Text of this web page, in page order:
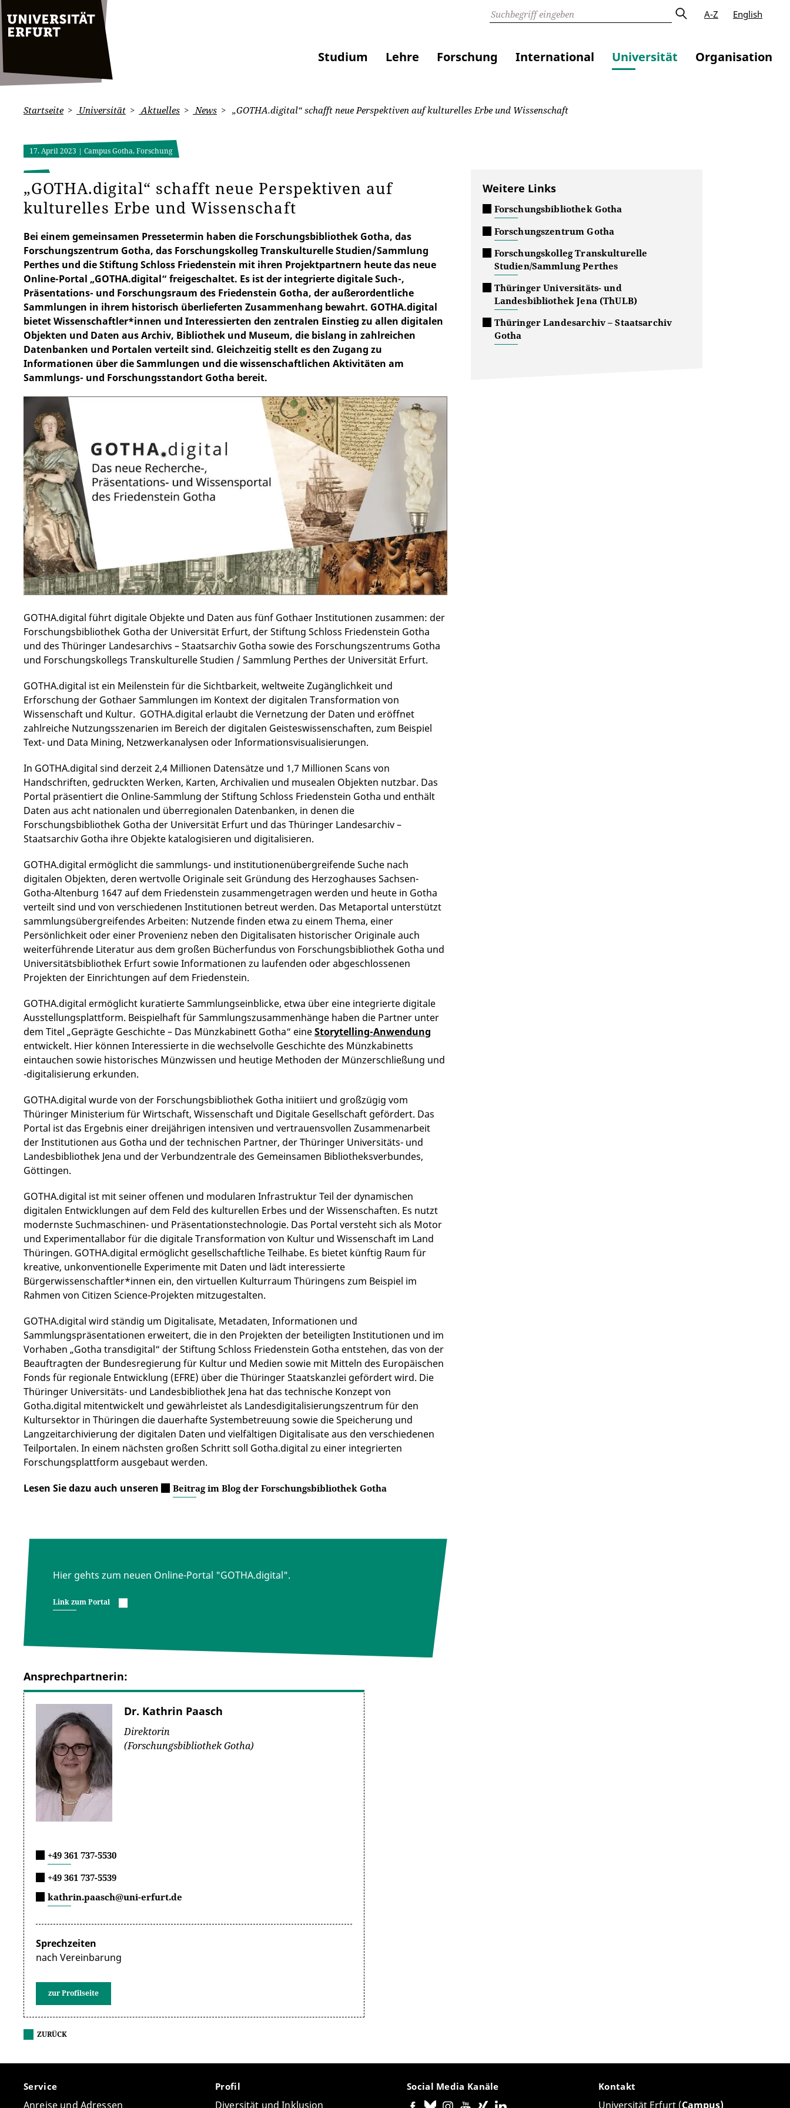
A-Z English
Studium Lehre Forschung International Universität Organisation
Startseite Universität Aktuelles News „GOTHA.digital“ schafft neue Perspektiven auf kulturelles Erbe und Wissenschaft
17. April 2023 | Campus Gotha, Forschung
„GOTHA.digital“ schafft neue Perspektiven auf
kulturelles Erbe und Wissenschaft
Bei einem gemeinsamen Pressetermin haben die Forschungsbibliothek Gotha, das
Forschungszentrum Gotha, das Forschungskolleg Transkulturelle Studien/Sammlung
Perthes und die Stiftung Schloss Friedenstein mit ihren Projektpartnern heute das neue
Online-Portal „GOTHA.digital“ freigeschaltet. Es ist der integrierte digitale Such-,
Präsentations- und Forschungsraum des Friedenstein Gotha, der außerordentliche
Sammlungen in ihrem historisch überlieferten Zusammenhang bewahrt. GOTHA.digital
bietet Wissenschaftler*innen und Interessierten den zentralen Einstieg zu allen digitalen
Objekten und Daten aus Archiv, Bibliothek und Museum, die bislang in zahlreichen
Datenbanken und Portalen verteilt sind. Gleichzeitig stellt es den Zugang zu
Informationen über die Sammlungen und die wissenschaftlichen Aktivitäten am
Sammlungs- und Forschungsstandort Gotha bereit.
GOTHA.digital führt digitale Objekte und Daten aus fünf Gothaer Institutionen zusammen: der
Forschungsbibliothek Gotha der Universität Erfurt, der Stiftung Schloss Friedenstein Gotha
und des Thüringer Landesarchivs – Staatsarchiv Gotha sowie des Forschungszentrums Gotha
und Forschungskollegs Transkulturelle Studien / Sammlung Perthes der Universität Erfurt.
GOTHA.digital ist ein Meilenstein für die Sichtbarkeit, weltweite Zugänglichkeit und
Erforschung der Gothaer Sammlungen im Kontext der digitalen Transformation von
Wissenschaft und Kultur. GOTHA.digital erlaubt die Vernetzung der Daten und eröffnet
zahlreiche Nutzungsszenarien im Bereich der digitalen Geisteswissenschaften, zum Beispiel
Text- und Data Mining, Netzwerkanalysen oder Informationsvisualisierungen.
In GOTHA.digital sind derzeit 2,4 Millionen Datensätze und 1,7 Millionen Scans von
Handschriften, gedruckten Werken, Karten, Archivalien und musealen Objekten nutzbar. Das
Portal präsentiert die Online-Sammlung der Stiftung Schloss Friedenstein Gotha und enthält
Daten aus acht nationalen und überregionalen Datenbanken, in denen die
Forschungsbibliothek Gotha der Universität Erfurt und das Thüringer Landesarchiv –
Staatsarchiv Gotha ihre Objekte katalogisieren und digitalisieren.
GOTHA.digital ermöglicht die sammlungs- und institutionenübergreifende Suche nach
digitalen Objekten, deren wertvolle Originale seit Gründung des Herzoghauses Sachsen-
Gotha-Altenburg 1647 auf dem Friedenstein zusammengetragen werden und heute in Gotha
verteilt sind und von verschiedenen Institutionen betreut werden. Das Metaportal unterstützt
sammlungsübergreifendes Arbeiten: Nutzende finden etwa zu einem Thema, einer
Persönlichkeit oder einer Provenienz neben den Digitalisaten historischer Originale auch
weiterführende Literatur aus dem großen Bücherfundus von Forschungsbibliothek Gotha und
Universitätsbibliothek Erfurt sowie Informationen zu laufenden oder abgeschlossenen
Projekten der Einrichtungen auf dem Friedenstein.
GOTHA.digital ermöglicht kuratierte Sammlungseinblicke, etwa über eine integrierte digitale
Ausstellungsplattform. Beispielhaft für Sammlungszusammenhänge haben die Partner unter
dem Titel „Geprägte Geschichte – Das Münzkabinett Gotha“ eineStorytelling-Anwendung
entwickelt. Hier können Interessierte in die wechselvolle Geschichte des Münzkabinetts
eintauchen sowie historisches Münzwissen und heutige Methoden der Münzerschließung und
-digitalisierung erkunden.
GOTHA.digital wurde von der Forschungsbibliothek Gotha initiiert und großzügig vom
Thüringer Ministerium für Wirtschaft, Wissenschaft und Digitale Gesellschaft gefördert. Das
Portal ist das Ergebnis einer dreijährigen intensiven und vertrauensvollen Zusammenarbeit
der Institutionen aus Gotha und der technischen Partner, der Thüringer Universitäts- und
Landesbibliothek Jena und der Verbundzentrale des Gemeinsamen Bibliotheksverbundes,
Göttingen.
GOTHA.digital ist mit seiner offenen und modularen Infrastruktur Teil der dynamischen
digitalen Entwicklungen auf dem Feld des kulturellen Erbes und der Wissenschaften. Es nutzt
modernste Suchmaschinen- und Präsentationstechnologie. Das Portal versteht sich als Motor
und Experimentallabor für die digitale Transformation von Kultur und Wissenschaft im Land
Thüringen. GOTHA.digital ermöglicht gesellschaftliche Teilhabe. Es bietet künftig Raum für
kreative, unkonventionelle Experimente mit Daten und lädt interessierte
Bürgerwissenschaftler*innen ein, den virtuellen Kulturraum Thüringens zum Beispiel im
Rahmen von Citizen Science-Projekten mitzugestalten.
GOTHA.digital wird ständig um Digitalisate, Metadaten, Informationen und
Sammlungspräsentationen erweitert, die in den Projekten der beteiligten Institutionen und im
Vorhaben „Gotha transdigital“ der Stiftung Schloss Friedenstein Gotha entstehen, das von der
Beauftragten der Bundesregierung für Kultur und Medien sowie mit Mitteln des Europäischen
Fonds für regionale Entwicklung (EFRE) über die Thüringer Staatskanzlei gefördert wird. Die
Thüringer Universitäts- und Landesbibliothek Jena hat das technische Konzept von
Gotha.digital mitentwickelt und gewährleistet als Landesdigitalisierungszentrum für den
Kultursektor in Thüringen die dauerhafte Systembetreuung sowie die Speicherung und
Langzeitarchivierung der digitalen Daten und vielfältigen Digitalisate aus den verschiedenen
Teilportalen. In einem nächsten großen Schritt soll Gotha.digital zu einer integrierten
Forschungsplattform ausgebaut werden.
Lesen Sie dazu auch unseren
Beitrag im Blog der Forschungsbibliothek Gotha
Hier gehts zum neuen Online-Portal "GOTHA.digital".
Link zum Portal
Ansprechpartnerin:
Dr. Kathrin Paasch
Direktorin
(Forschungsbibliothek Gotha)
+49 361 737-5530
+49 361 737-5539
kathrin.paasch@uni-erfurt.de
Sprechzeiten
nach Vereinbarung
zur Profilseite
Weitere Links
Forschungsbibliothek Gotha
Forschungszentrum Gotha
Forschungskolleg Transkulturelle
Studien/Sammlung Perthes
Thüringer Universitäts- und
Landesbibliothek Jena (ThULB)
Thüringer Landesarchiv – Staatsarchiv
Gotha
ZURÜCK
Service
Anreise und Adressen
Profil
Diversität und Inklusion
Social Media Kanäle Kontakt
Universität Erfurt (Campus)